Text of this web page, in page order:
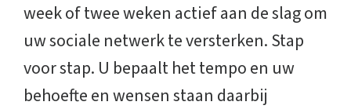
week of twee weken actief aan de slag om
uw sociale netwerk te versterken. Stap
voor stap. U bepaalt het tempo en uw
behoefte en wensen staan daarbij